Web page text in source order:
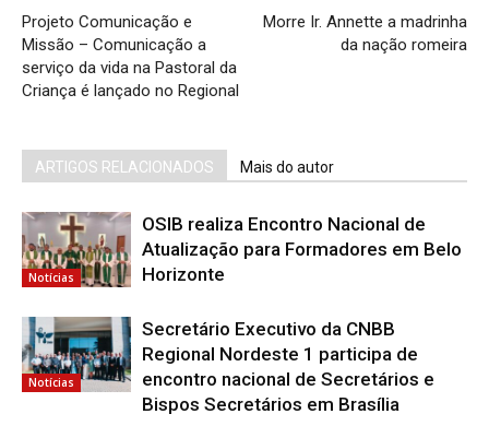
Projeto Comunicação e
Missão – Comunicação a
serviço da vida na Pastoral da
Criança é lançado no Regional
Morre Ir. Annette a madrinha
da nação romeira
ARTIGOS RELACIONADOS Mais do autor
Notícias
OSIB realiza Encontro Nacional de
Atualização para Formadores em Belo
Horizonte
Notícias
Secretário Executivo da CNBB
Regional Nordeste 1 participa de
encontro nacional de Secretários e
Bispos Secretários em Brasília